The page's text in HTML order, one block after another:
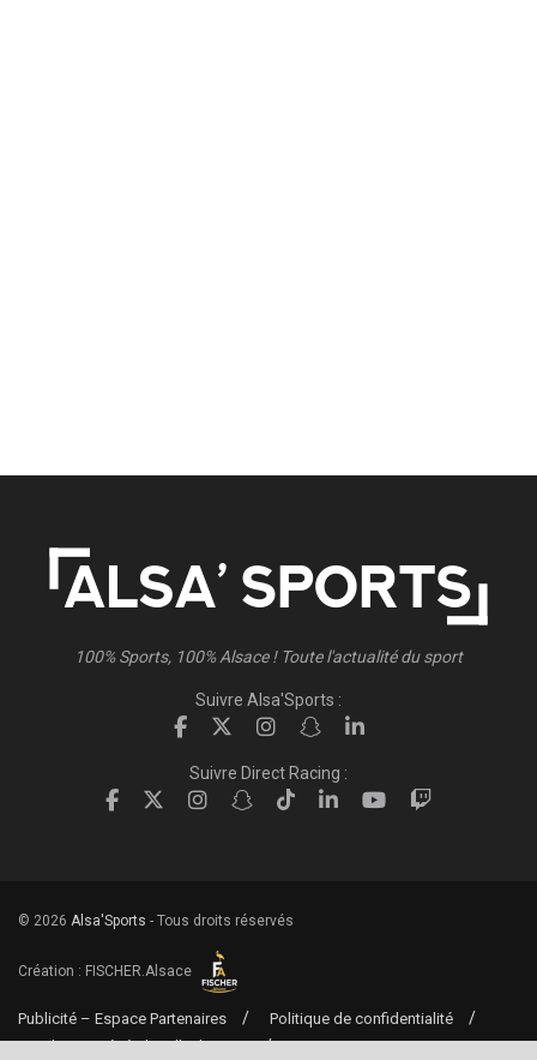
100% Sports, 100% Alsace ! Toute l'actualité du sport
Suivre Alsa'Sports :
Suivre Direct Racing :
© 2026 Alsa'Sports - Tous droits réservés
Création : FISCHER.Alsace
Publicité – Espace Partenaires
Politique de confidentialité
Conditions générales d’utilisation